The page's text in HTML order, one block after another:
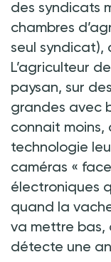
des syndicats
chambres
seul syndicat),
L’agriculteur
paysan, sur
grandes avec
connait moins,
technologie
caméras «
électroniques
quand la
va mettre
détecte une